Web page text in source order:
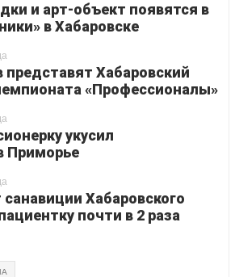
и арт-объект появятся в
в Хабаровске
представят Хабаровский
«Профессионалы»
укусил
Приморье
Хабаровского
почти в 2 раза